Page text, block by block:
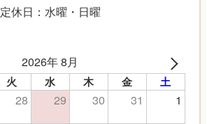
定休日：水曜・日曜
2026年 8月
火 水 木 金 土
28 29 30 31
1